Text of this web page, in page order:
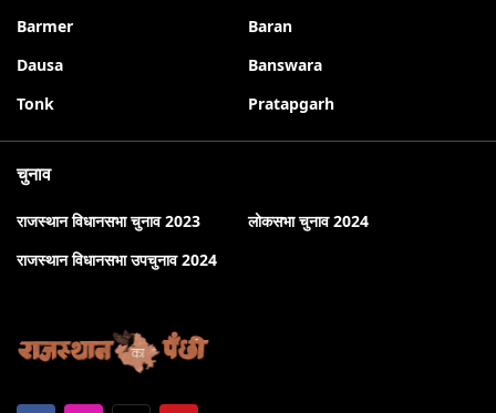
Barmer
Baran
Dausa
Banswara
Tonk
Pratapgarh
चुनाव
राजस्थान विधानसभा चुनाव 2023
लोकसभा चुनाव 2024
राजस्थान विधानसभा उपचुनाव 2024